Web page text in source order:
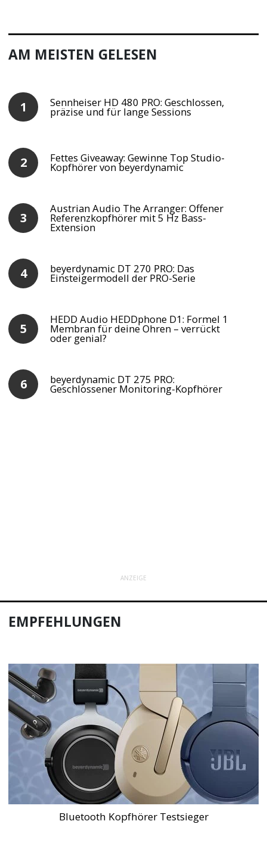
AM MEISTEN GELESEN
Sennheiser HD 480 PRO: Geschlossen,
präzise und für lange Sessions
Fettes Giveaway: Gewinne Top Studio-
Kopfhörer von beyerdynamic
Austrian Audio The Arranger: Offener
Referenzkopfhörer mit 5 Hz Bass-
Extension
beyerdynamic DT 270 PRO: Das
Einsteigermodell der PRO-Serie
HEDD Audio HEDDphone D1: Formel 1
Membran für deine Ohren – verrückt
oder genial?
beyerdynamic DT 275 PRO:
Geschlossener Monitoring-Kopfhörer
ANZEIGE
EMPFEHLUNGEN
Bluetooth Kopfhörer Testsieger